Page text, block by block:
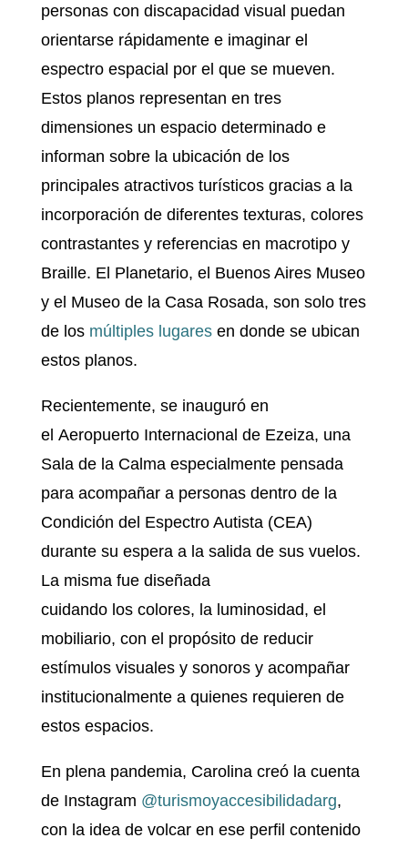
personas con discapacidad visual puedan
orientarse rápidamente e imaginar el
espectro espacial por el que se mueven.
Estos planos representan en tres
dimensiones un espacio determinado e
informan sobre la ubicación de los
principales atractivos turísticos gracias a la
incorporación de diferentes texturas, colores
contrastantes y referencias en macrotipo y
Braille. El Planetario, el Buenos Aires Museo
y el Museo de la Casa Rosada, son solo tres
de los múltiples lugaresen donde se ubican
estos planos.
Recientemente, se inauguró en
el Aeropuerto Internacional de Ezeiza, una
Sala de la Calma especialmente pensada
para acompañar a personas dentro de la
Condición del Espectro Autista (CEA)
durante su espera a la salida de sus vuelos.
La misma fue diseñada
cuidando los colores, la luminosidad, el
mobiliario, con el propósito de reducir
estímulos visuales y sonoros y acompañar
institucionalmente a quienes requieren de
estos espacios.
En plena pandemia, Carolina creó la cuenta
de Instagram @turismoyaccesibilidadarg,
con la idea de volcar en ese perfil contenido